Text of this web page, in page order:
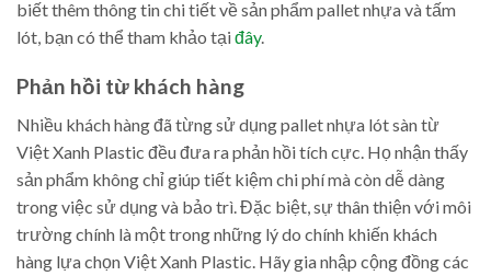
biết thêm thông tin chi tiết về sản phẩm pallet nhựa và tấm
lót, bạn có thể tham khảo tạiđây.
Phản hồi từ khách hàng
Nhiều khách hàng đã từng sử dụng pallet nhựa lót sàn từ
Việt Xanh Plastic đều đưa ra phản hồi tích cực. Họ nhận thấy
sản phẩm không chỉ giúp tiết kiệm chi phí mà còn dễ dàng
trong việc sử dụng và bảo trì. Đặc biệt, sự thân thiện với môi
trường chính là một trong những lý do chính khiến khách
hàng lựa chọn Việt Xanh Plastic. Hãy gia nhập cộng đồng các